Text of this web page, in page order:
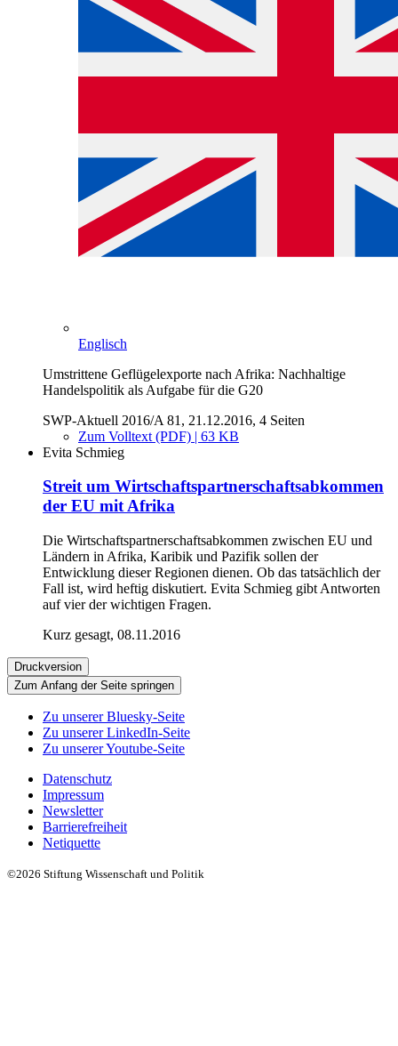
Englisch
Umstrittene Geflügelexporte nach Afrika: Nachhaltige
Handelspolitik als Aufgabe für die G20
SWP-Aktuell 2016/A 81, 21.12.2016, 4 Seiten
Zum Volltext (PDF) | 63 KB
Evita Schmieg
Streit um Wirtschaftspartnerschaftsabkommen
der EU mit Afrika
Die Wirtschaftspartnerschaftsabkommen zwischen EU und
Ländern in Afrika, Karibik und Pazifik sollen der
Entwicklung dieser Regionen dienen. Ob das tatsächlich der
Fall ist, wird heftig diskutiert. Evita Schmieg gibt Antworten
auf vier der wichtigen Fragen.
Kurz gesagt, 08.11.2016
Druckversion
Zum Anfang der Seite springen
Zu unserer Bluesky-Seite
Zu unserer LinkedIn-Seite
Zu unserer Youtube-Seite
Datenschutz
Impressum
Newsletter
Barrierefreiheit
Netiquette
©2026 Stiftung Wissenschaft und Politik